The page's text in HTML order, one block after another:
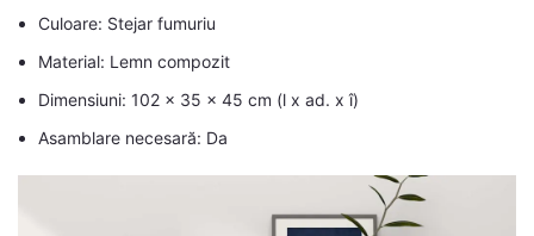
Culoare: Stejar fumuriu
Material: Lemn compozit
Dimensiuni: 102 x 35 x 45 cm (l x ad. x î)
Asamblare necesară: Da